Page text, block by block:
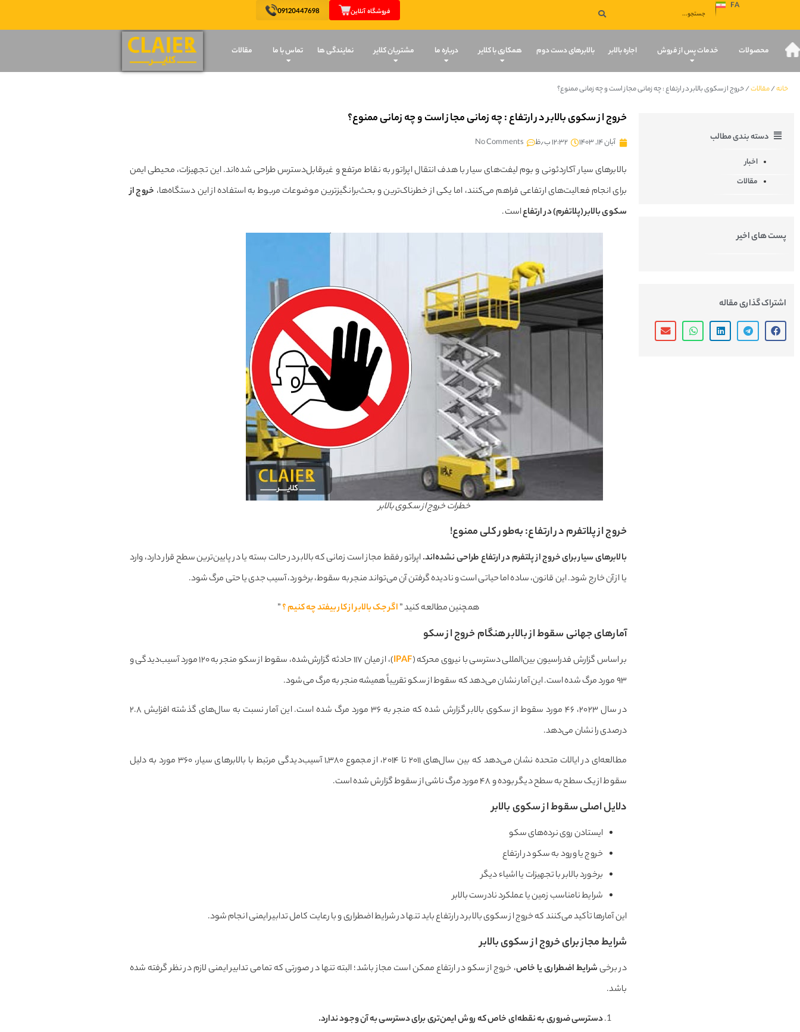
FA
فروشگاه آنلاین 09120447698
صفحه نخست
محصولات خدمات پس از فروش اجاره بالابر بالابرهای دست دوم همکاری با کلایر درباره ما مشتریان کلایر نمایندگی ها تماس با ما مقالات
خانه/مقالات/خروج از سکوی بالابر در ارتفاع : چه زمانی مجاز است و چه زمانی ممنوع؟
دسته بندی مطالب
اخبار
مقالات
پست های اخیر
اشتراک گذاری مقاله
خروج از سکوی بالابر در ارتفاع : چه زمانی مجاز است و چه زمانی ممنوع؟
آبان ۱۴, ۱۴۰۳ ۱۲:۳۲ ب٫ظ No Comments
بالابرهای سیار آکاردئونی و بوم لیفت‌های سیار با هدف انتقال اپراتور به نقاط مرتفع و غیرقابل‌دسترس طراحی شده‌اند. این تجهیزات، محیطی ایمن
برای انجام فعالیت‌های ارتفاعی فراهم می‌کنند، اما یکی از خطرناک‌ترین و بحث‌برانگیزترین موضوعات مربوط به استفاده از این دستگاه‌ها، خروج از
سکوی بالابر (پلاتفرم) در ارتفاعاست.
خطرات خروج از سکوی بالابر
خروج از پلاتفرم در ارتفاع: به‌طور کلی ممنوع!
بالابرهای سیار برای خروج از پلتفرم در ارتفاع طراحی نشده‌اند.اپراتور فقط مجاز است زمانی که بالابر در حالت بسته یا در پایین‌ترین سطح قرار دارد، وارد
یا از آن خارج شود. این قانون، ساده اما حیاتی است و نادیده گرفتن آن می‌تواند منجر به سقوط، برخورد، آسیب جدی یا حتی مرگ شود.
همچنین مطالعه کنید ”اگر جک بالابر از کار بیفتد چه کنیم ؟”
آمارهای جهانی سقوط از بالابر هنگام خروج از سکو
بر اساس گزارش فدراسیون بین‌المللی دسترسی با نیروی محرکه (IPAF
)، از میان ۱۱۷ حادثه گزارش‌شده، سقوط از سکو منجر به ۱۲۰ مورد آسیب‌دیدگی و
۹۳ مورد مرگ شده است. این آمار نشان می‌دهد که سقوط از سکو تقریباً همیشه منجر به مرگ می‌شود.
در سال ۲۰۲۳، ۴۶ مورد سقوط از سکوی بالابر گزارش شده که منجر به ۳۶ مورد مرگ شده است. این آمار نسبت به سال‌های گذشته افزایش ۲.۸
درصدی را نشان می‌دهد.
مطالعه‌ای در ایالات متحده نشان می‌دهد که بین سال‌های ۲۰۱۱ تا ۲۰۱۴، از مجموع ۱٬۳۸۰ آسیب‌دیدگی مرتبط با بالابرهای سیار، ۳۶۰ مورد به دلیل
سقوط از یک سطح به سطح دیگر بوده و ۴۸ مورد مرگ ناشی از سقوط گزارش شده است.
دلایل اصلی سقوط از سکوی بالابر
ایستادن روی نرده‌های سکو
خروج یا ورود به سکو در ارتفاع
برخورد بالابر با تجهیزات یا اشیاء دیگر
شرایط نامناسب زمین یا عملکرد نادرست بالابر
این آمارها تأکید می‌کنند که خروج از سکوی بالابر در ارتفاع باید تنها در شرایط اضطراری و با رعایت کامل تدابیر ایمنی انجام شود.
شرایط مجاز برای خروجاز سکوی بالابر
در برخیشرایط اضطراری یا خاص، خروج از سکو در ارتفاع ممکن است مجاز باشد؛ البته تنها در صورتی که تمامی تدابیر ایمنی لازم در نظر گرفته شده
باشد.
دسترسی ضروری به نقطه‌ای خاص که روش ایمن‌تری برای دسترسی به آن وجود ندارد.